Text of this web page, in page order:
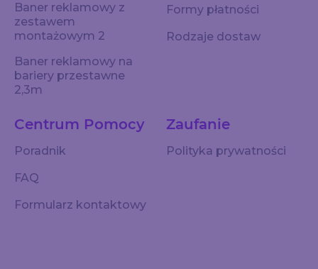
Baner reklamowy z
zestawem
montażowym 2
Baner reklamowy na
bariery przestawne
2,3m
Centrum Pomocy
Poradnik
FAQ
Formularz kontaktowy
Zaufanie
Polityka prywatności
Formy płatności
Rodzaje dostaw